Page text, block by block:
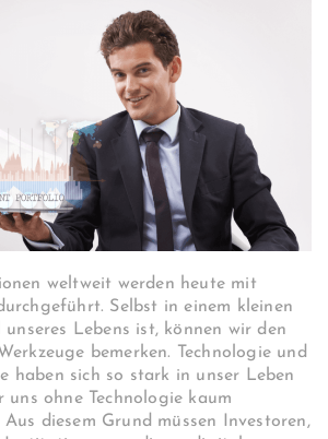
weltweit werden heute mit
Selbst in einem kleinen
unseres Lebens ist, können wir den
bemerken. Technologie und
haben sich so stark in unser Leben
ohne Technologie kaum
diesem Grund müssen Investoren,